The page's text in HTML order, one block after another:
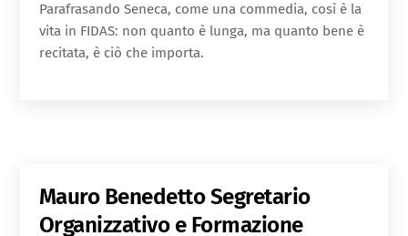
Parafrasando Seneca, come una commedia, così è la
vita in FIDAS: non quanto è lunga, ma quanto bene è
recitata, è ciò che importa.
Mauro BenedettoSegretario
Organizzativo e Formazione